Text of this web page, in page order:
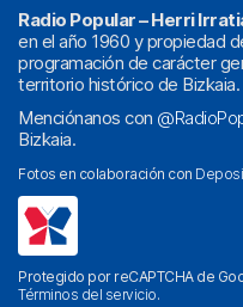
Radio Popular – Herri
en el año 1960 y propiedad
programación de carácter
territorio histórico de Bizkaia.
Menciónanos con
Bizkaia.
Fotos en colaboración con
Protegido por reCAPTCHA de
Términos del servicio.